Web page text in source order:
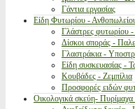
Γάντια εργασίας
Είδη Φυτωρίου -
Γλάστρες φυτωρίου
Δίσκοι σποράς -
Γλαστράκια -
Είδη συσκευασίας -
Κουβάδες - Ζεμπίλια
Προσφορές ειδών
Οικολογικά σκεύη-